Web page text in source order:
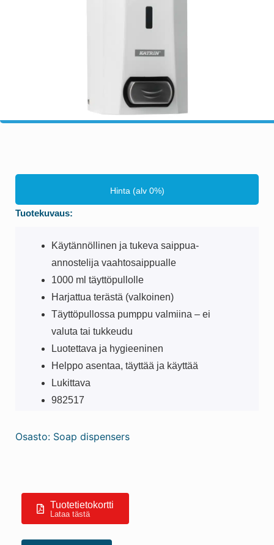
Hinta (alv 0%)
Tuotekuvaus:
Käytännöllinen ja tukeva saippua-
annostelija vaahtosaippualle
1000 ml täyttöpullolle
Harjattua terästä (valkoinen)
Täyttöpullossa pumppu valmiina – ei
valuta tai tukkeudu
Luotettava ja hygieeninen
Helppo asentaa, täyttää ja käyttää
Lukittava
982517
Osasto: Soap dispensers
Tuotetietokortti
Lataa tästä